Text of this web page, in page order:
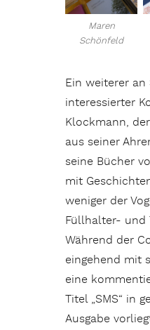
Maren
Schönfeld
Ein weiterer
interessierter
Klockmann,
aus seiner
seine Bücher
mit
weniger der
Füllhalter- und
Während der
eingehend mit
eine
Titel „SMS“ in
Ausgabe